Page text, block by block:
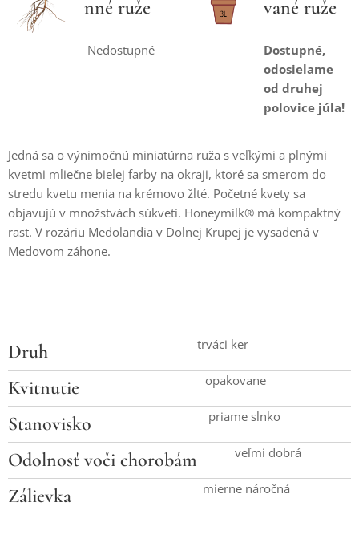
nné ruže
Nedostupné
vané ruže
Dostupné,
odosielame
od druhej
polovice júla!
Jedná sa o výnimočnú miniatúrna ruža s veľkými a plnými
kvetmi mliečne bielej farby na okraji, ktoré sa smerom do
stredu kvetu menia na krémovo žlté. Početné kvety sa
objavujú v množstvách súkvetí. Honeymilk® má kompaktný
rast. V rozáriu Medolandia v Dolnej Krupej je vysadená v
Medovom záhone.
Druh trváci ker
Kvitnutie opakovane
Stanovisko priame slnko
Odolnosť voči chorobám veľmi dobrá
Zálievka mierne náročná